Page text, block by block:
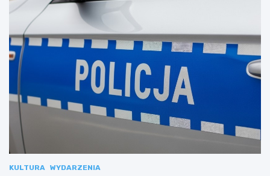
KULTURA WYDARZENIA